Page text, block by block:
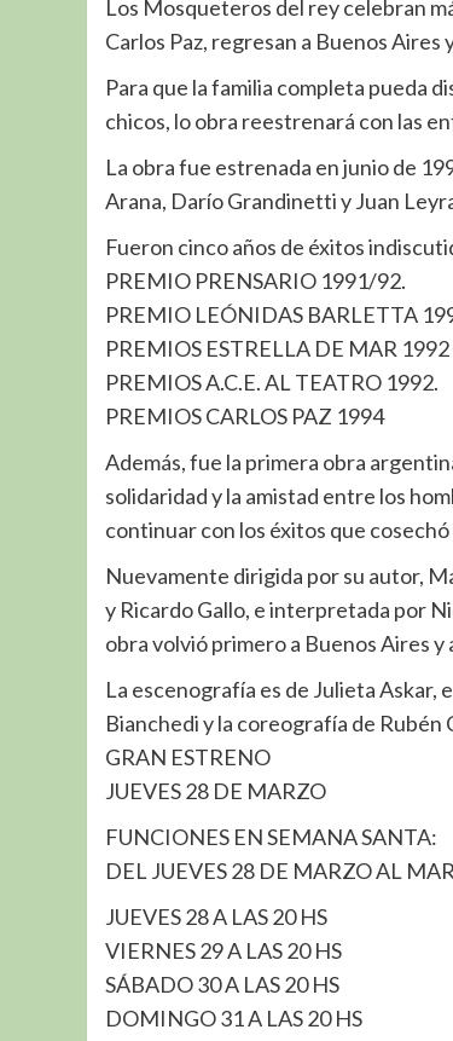
Los Mosqueteros del rey celebran
Carlos Paz, regresan a Buenos
Para que la familia completa pueda
chicos, lo obra reestrenará con las
La obra fue estrenada en junio de
Arana, Darío Grandinetti y Juan
Fueron cinco años de éxitos
PREMIO PRENSARIO 1991/92.
PREMIO LEÓNIDAS BARLETTA
PREMIOS ESTRELLA DE MAR
PREMIOS A.C.E. AL TEATRO 1992.
PREMIOS CARLOS PAZ 1994
Además, fue la primera obra
solidaridad y la amistad entre los
continuar con los éxitos que cosechó
Nuevamente dirigida por su autor,
y Ricardo Gallo, e interpretada por
obra volvió primero a Buenos Aires y
La escenografía es de Julieta Askar,
Bianchedi y la coreografía de Rubén
GRAN ESTRENO
JUEVES 28 DE MARZO
FUNCIONES EN SEMANA SANTA:
DEL JUEVES 28 DE MARZO AL
JUEVES 28 A LAS 20 HS
VIERNES 29 A LAS 20 HS
SÁBADO 30 A LAS 20 HS
DOMINGO 31 A LAS 20 HS